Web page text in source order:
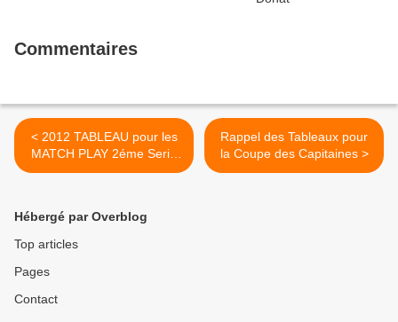
Commentaires
< 2012 TABLEAU pour les
MATCH PLAY 2éme Serie
en BRUT
Rappel des Tableaux pour
la Coupe des Capitaines >
Hébergé par Overblog
Top articles
Pages
Contact